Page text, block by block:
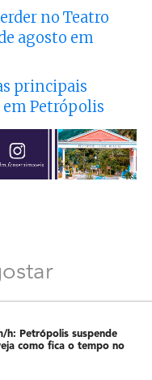
no Teatro
agosto em
principais
Petrópolis
h: Petrópolis suspende
como fica o tempo no